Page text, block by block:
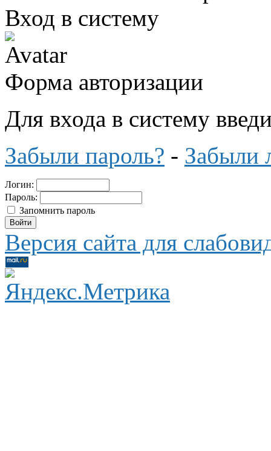
Вход в систему
Форма авторизации
Для входа в систему
Забыли пароль? - Забыли
Логин:
Пароль:
Запомнить пароль
Версия сайта для